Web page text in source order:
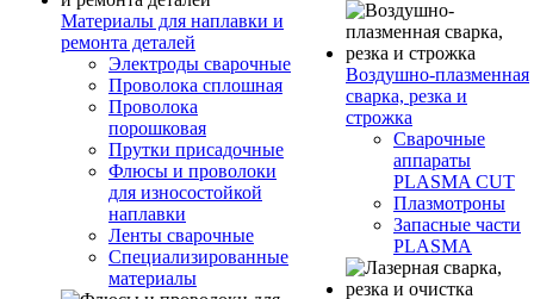
Материалы для наплавки и
ремонта деталей
Электроды сварочные
Проволока сплошная
Проволока
порошковая
Прутки присадочные
Флюсы и проволоки
для износостойкой
наплавки
Ленты сварочные
Специализированные
материалы
Воздушно-плазменная
сварка, резка и
строжка
Сварочные
аппараты
PLASMA CUT
Плазмотроны
Запасные части
PLASMA